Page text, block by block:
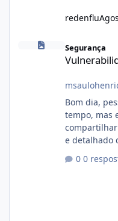
redenflu
Segurança
Bom dia,
tempo, mas
e detalhado
atualmente
0